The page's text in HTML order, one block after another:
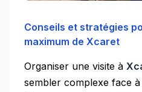
Conseils et stratégies
maximum de Xcaret
Organiser une visite à
sembler complexe face